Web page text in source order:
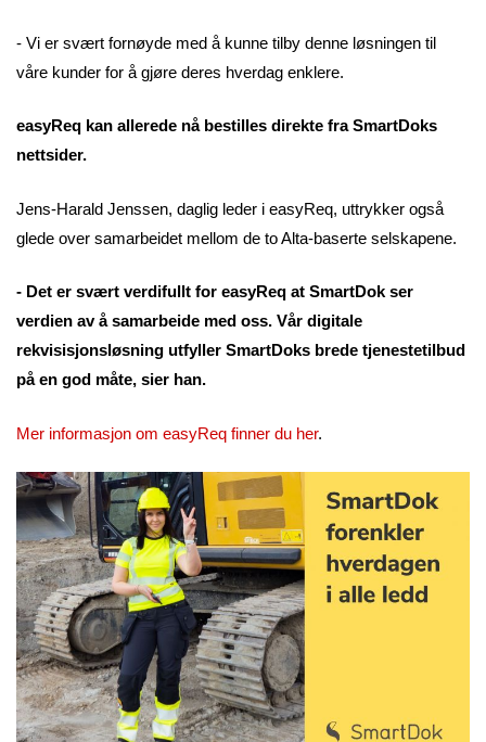
- Vi er svært fornøyde med å kunne tilby denne løsningen til
våre kunder for å gjøre deres hverdag enklere.
easyReq kan allerede nå bestilles direkte fra SmartDoks
nettsider.
Jens-Harald Jenssen, daglig leder i easyReq, uttrykker også
glede over samarbeidet mellom de to Alta-baserte selskapene.
- Det er svært verdifullt for easyReq at SmartDok ser
verdien av å samarbeide med oss. Vår digitale
rekvisisjonsløsning utfyller SmartDoks brede tjenestetilbud
på en god måte, sier han.
Mer informasjon om easyReq finner du her.